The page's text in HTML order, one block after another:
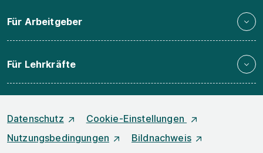
Für Arbeitgeber
Für Lehrkräfte
Datenschutz
Cookie-Einstellungen
Nutzungsbedingungen
Bildnachweis